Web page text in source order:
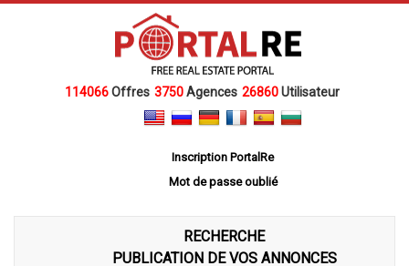
114066Offres 3750Agences 26860Utilisateur
Inscription PortalRe
Mot de passe oublié
RECHERCHE
PUBLICATION DE VOS ANNONCES